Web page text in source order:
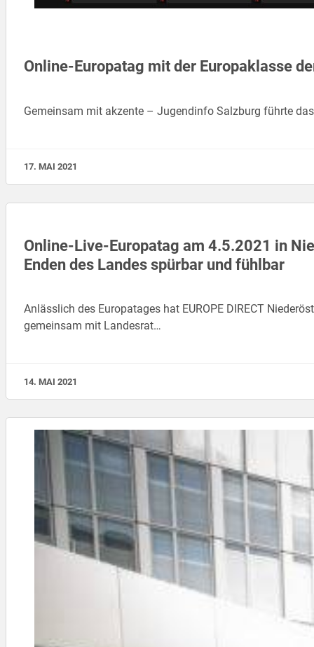
Online-Europatag mit der Europaklasse
Gemeinsam mit akzente – Jugendinfo Salzburg führte
17. MAI 2021
Online-Live-Europatag am 4.5.2021 in
Enden des Landes spürbar und fühlbar
Anlässlich des Europatages hat EUROPE DIRECT
gemeinsam mit Landesrat…
14. MAI 2021